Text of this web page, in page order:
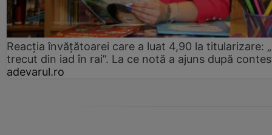
Reacția învățătoarei care a luat 4,90 la titularizare:
trecut din iad în rai”. La ce notă a ajuns după
adevarul.ro